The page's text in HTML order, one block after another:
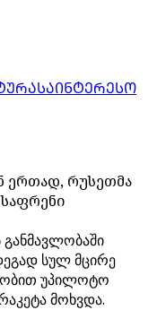
ᲡᲐᲘᲜᲢᲔᲠᲔᲡᲝ
ერთად, რუსეთმა
სულ მცირე
უპილოტო
მოხვდა.